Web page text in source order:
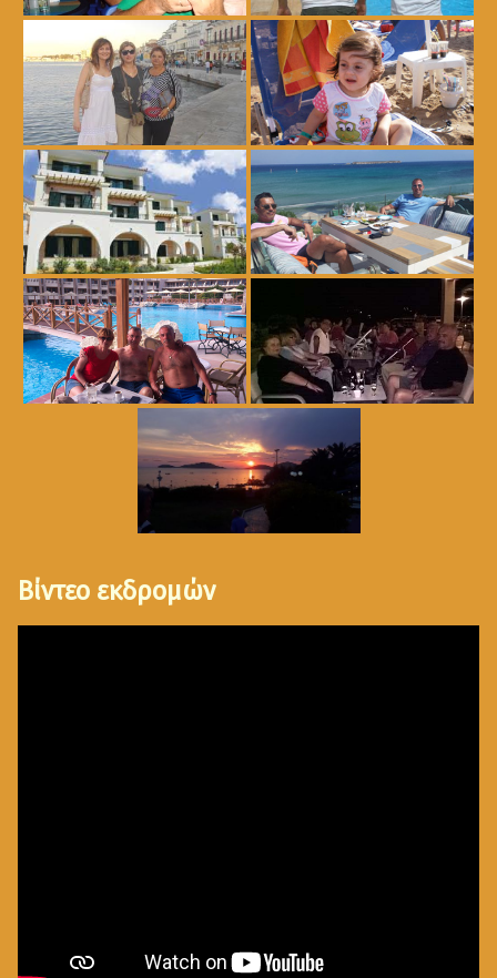
Βίντεο εκδρομών